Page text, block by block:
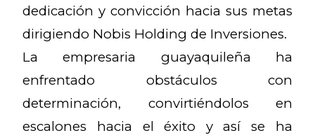
dedicación y convicción hacia sus metas
dirigiendo Nobis Holding de Inversiones.
La empresaria guayaquileña ha
enfrentado obstáculos con
determinación, convirtiéndolos en
escalones hacia el éxito y así se ha